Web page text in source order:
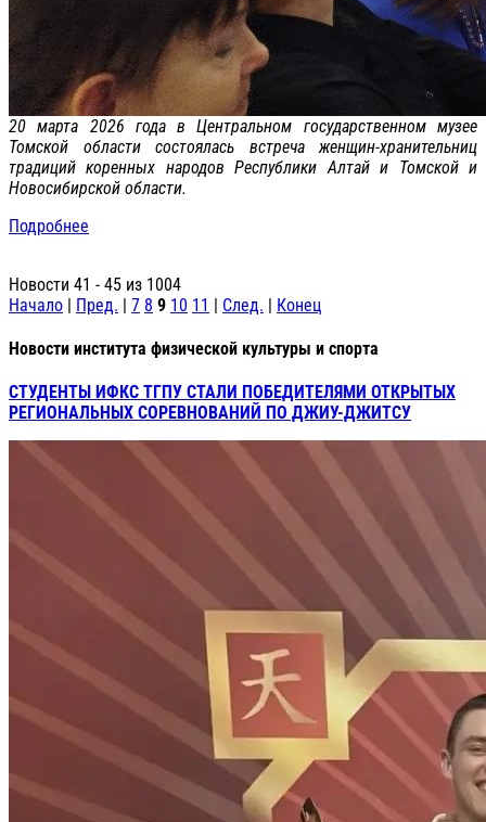
20 марта 2026 года в Центральном государственном музее
Томской области состоялась встреча женщин-хранительниц
традиций коренных народов Республики Алтай и Томской и
Новосибирской области.
Подробнее
Новости 41 - 45 из 1004
Начало | Пред. | 7 8 9 10 11 | След. | Конец
Новости института физической культуры и спорта
СТУДЕНТЫ ИФКС ТГПУ СТАЛИ ПОБЕДИТЕЛЯМИ ОТКРЫТЫХ
РЕГИОНАЛЬНЫХ СОРЕВНОВАНИЙ ПО ДЖИУ-ДЖИТСУ